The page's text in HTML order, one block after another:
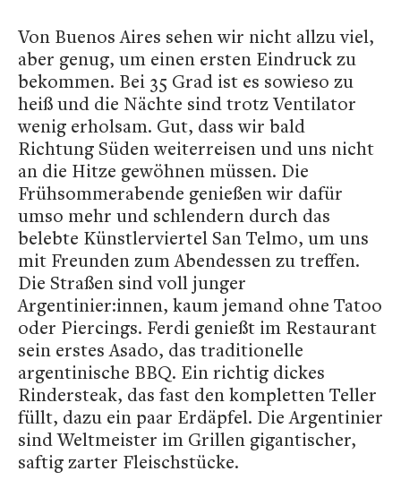
Von Buenos Aires sehen wir nicht allzu viel,
aber genug, um einen ersten Eindruck zu
bekommen. Bei 35 Grad ist es sowieso zu
heiß und die Nächte sind trotz Ventilator
wenig erholsam. Gut, dass wir bald
Richtung Süden weiterreisen und uns nicht
an die Hitze gewöhnen müssen. Die
Frühsommerabende genießen wir dafür
umso mehr und schlendern durch das
belebte Künstlerviertel San Telmo, um uns
mit Freunden zum Abendessen zu treffen.
Die Straßen sind voll junger
Argentinier:innen, kaum jemand ohne Tatoo
oder Piercings. Ferdi genießt im Restaurant
sein erstes Asado, das traditionelle
argentinische BBQ. Ein richtig dickes
Rindersteak, das fast den kompletten Teller
füllt, dazu ein paar Erdäpfel. Die Argentinier
sind Weltmeister im Grillen gigantischer,
saftig zarter Fleischstücke.